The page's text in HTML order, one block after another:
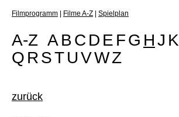
Filmprogramm Filme A-Z Spielplan
A-Z A BC D E FG HJ K
Q RSTUVWZ
zurück